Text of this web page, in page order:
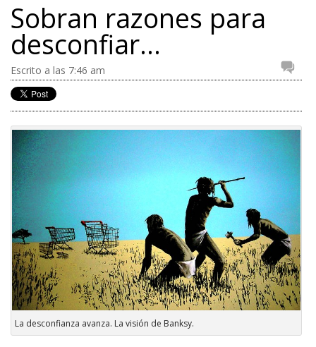
Sobran razones para
desconfiar…
Escrito a las 7:46 am
La desconfianza avanza. La visión de Banksy.